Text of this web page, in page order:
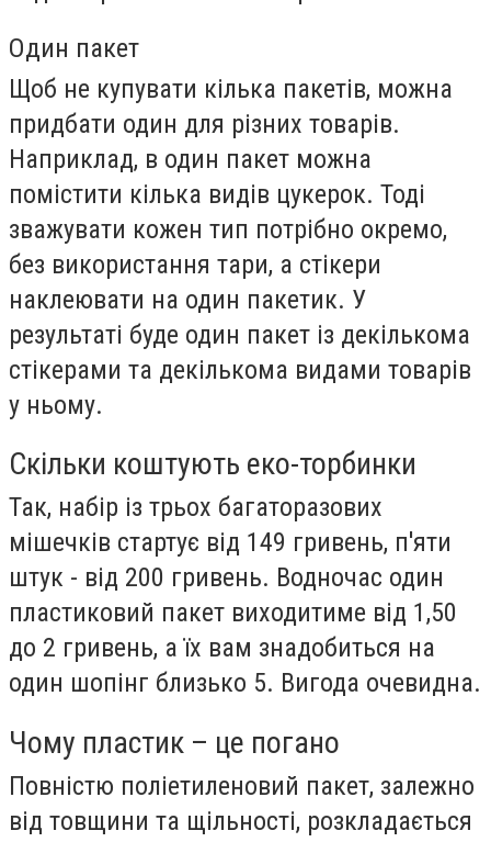
Один пакет
Щоб не купувати кілька пакетів, можна
придбати один для різних товарів.
Наприклад, в один пакет можна
помістити кілька видів цукерок. Тоді
зважувати кожен тип потрібно окремо,
без використання тари, а стікери
наклеювати на один пакетик. У
результаті буде один пакет із декількома
стікерами та декількома видами товарів
у ньому.
Скільки коштують еко-торбинки
Так, набір із трьох багаторазових
мішечків стартує від 149 гривень, п'яти
штук - від 200 гривень. Водночас один
пластиковий пакет виходитиме від 1,50
до 2 гривень, а їх вам знадобиться на
один шопінг близько 5. Вигода очевидна.
Чому пластик – це погано
Повністю поліетиленовий пакет, залежно
від товщини та щільності, розкладається